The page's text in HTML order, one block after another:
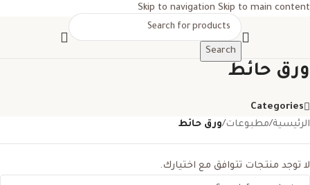
Skip to navigation Skip to main content
Search
ورق حائط
Categories
الرئيسية/مطبوعات/ورق حائط
لا توجد منتجات تتوافق مع اختيارك.